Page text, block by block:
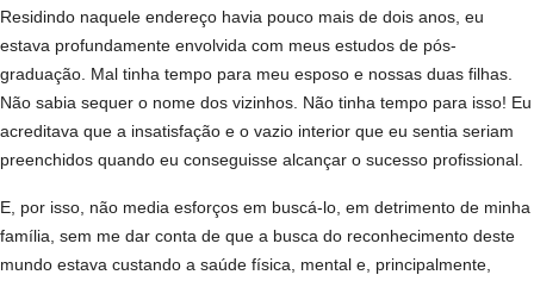
Residindo naquele endereço havia pouco mais de dois anos, eu
estava profundamente envolvida com meus estudos de pós-
graduação. Mal tinha tempo para meu esposo e nossas duas filhas.
Não sabia sequer o nome dos vizinhos. Não tinha tempo para isso! Eu
acreditava que a insatisfação e o vazio interior que eu sentia seriam
preenchidos quando eu conseguisse alcançar o sucesso profissional.
E, por isso, não media esforços em buscá-lo, em detrimento de minha
família, sem me dar conta de que a busca do reconhecimento deste
mundo estava custando a saúde física, mental e, principalmente,